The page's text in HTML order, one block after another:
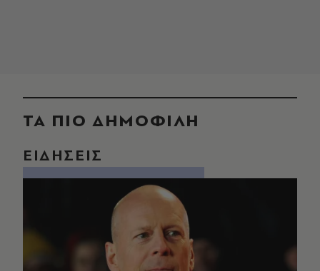
ΤΑ ΠΙΟ ΔΗΜΟΦΙΛΗ
ΕΙΔΗΣΕΙΣ